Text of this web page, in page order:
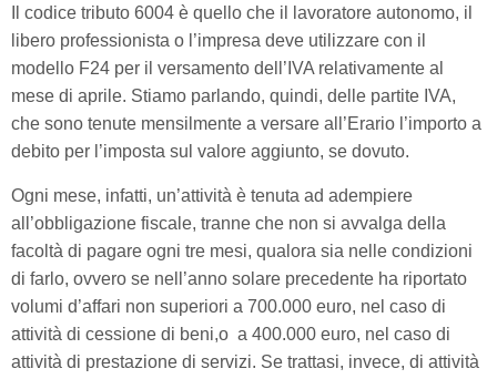
Il codice tributo 6004 è quello che il lavoratore autonomo, il
libero professionista o l’impresa deve utilizzare con il
modello F24 per il versamento dell’IVA relativamente al
mese di aprile. Stiamo parlando, quindi, delle partite IVA,
che sono tenute mensilmente a versare all’Erario l’importo a
debito per l’imposta sul valore aggiunto, se dovuto.
Ogni mese, infatti, un’attività è tenuta ad adempiere
all’obbligazione fiscale, tranne che non si avvalga della
facoltà di pagare ogni tre mesi, qualora sia nelle condizioni
di farlo, ovvero se nell’anno solare precedente ha riportato
volumi d’affari non superiori a 700.000 euro, nel caso di
attività di cessione di beni,o a 400.000 euro, nel caso di
attività di prestazione di servizi. Se trattasi, invece, di attività